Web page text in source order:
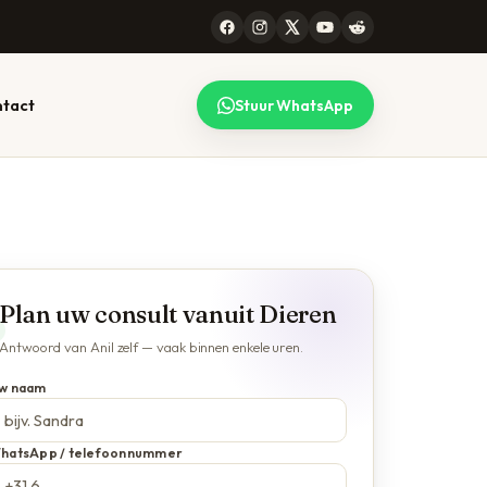
gesprek
— lees
→
werkt voor heel
Bekijk de
lijst.
Stuur WhatsApp
Plan uw consult vanuit Dieren
Antwoord van Anil zelf — vaak binnen enkele uren.
naam
/ telefoonnummer